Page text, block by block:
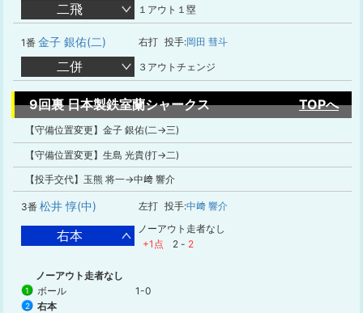
二飛 １アウト１塁
1番 金子 銀佑(二) 右打 投手:岡田 彗斗
二併 ３アウトチェンジ
9回裏 日本製鉄室蘭シャークス TOPへ
【守備位置変更】金子 銀佑(二→三)
【守備位置変更】生島 光貴(打→二)
【投手交代】玉熊 将一→中﨑 響介
3番 松井 惇(中) 左打 投手:中﨑 響介
右本
ノーアウト走者なし
+1点
2 - 2
ノーアウト走者なし
1 ボール 1-0
2
右本